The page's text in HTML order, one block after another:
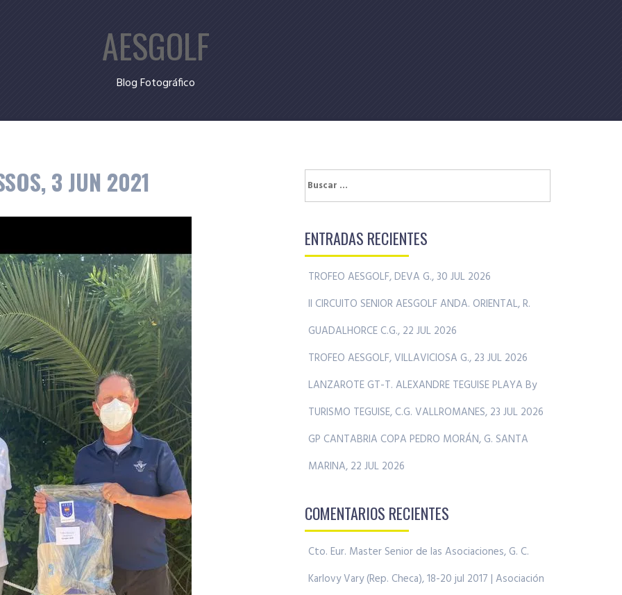
AESGOLF
Blog Fotográfico
3 JUN 2021 Buscar:
ENTRADAS RECIENTES
TROFEO AESGOLF, DEVA G., 30 JUL 2026
II CIRCUITO SENIOR AESGOLF ANDA. ORIENTAL, R.
GUADALHORCE C.G., 22 JUL 2026
TROFEO AESGOLF, VILLAVICIOSA G., 23 JUL 2026
LANZAROTE GT-T. ALEXANDRE TEGUISE PLAYA By
TURISMO TEGUISE, C.G. VALLROMANES, 23 JUL 2026
GP CANTABRIA COPA PEDRO MORÁN, G. SANTA
MARINA, 22 JUL 2026
COMENTARIOS RECIENTES
Cto. Eur. Master Senior de las Asociaciones, G. C.
Karlovy Vary (Rep. Checa), 18-20 jul 2017 | Asociación